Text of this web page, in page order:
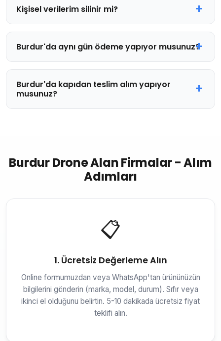
Kişisel verilerim silinir mi?
Burdur'da aynı gün ödeme yapıyor musunuz?
Burdur'da kapıdan teslim alım yapıyor
musunuz?
Burdur Drone Alan Firmalar - Alım
Adımları
📋
1. Ücretsiz Değerleme Alın
Online formumuzdan veya WhatsApp'tan ürününüzün
bilgilerini gönderin (marka, model, durum). Sıfır veya
ikinci el olduğunu belirtin. 5-10 dakikada ücretsiz fiyat
teklifi alın.